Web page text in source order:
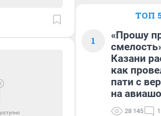
ТОП
1
«Прошу
Казани
как
пати с
на
28 145 1